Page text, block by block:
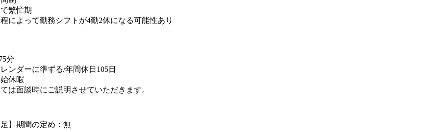
繁忙期
によって勤務シフトが4勤2休になる可能性あり
分
ンダーに準ずる/年間休日105日
休暇
は面談時にご説明させていただきます。
足】期間の定め：無